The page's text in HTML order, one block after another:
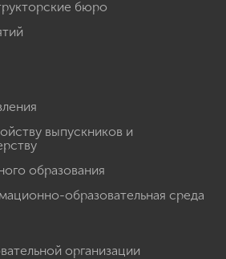
бюро
выпускников и
образования
образовательная среда
организации